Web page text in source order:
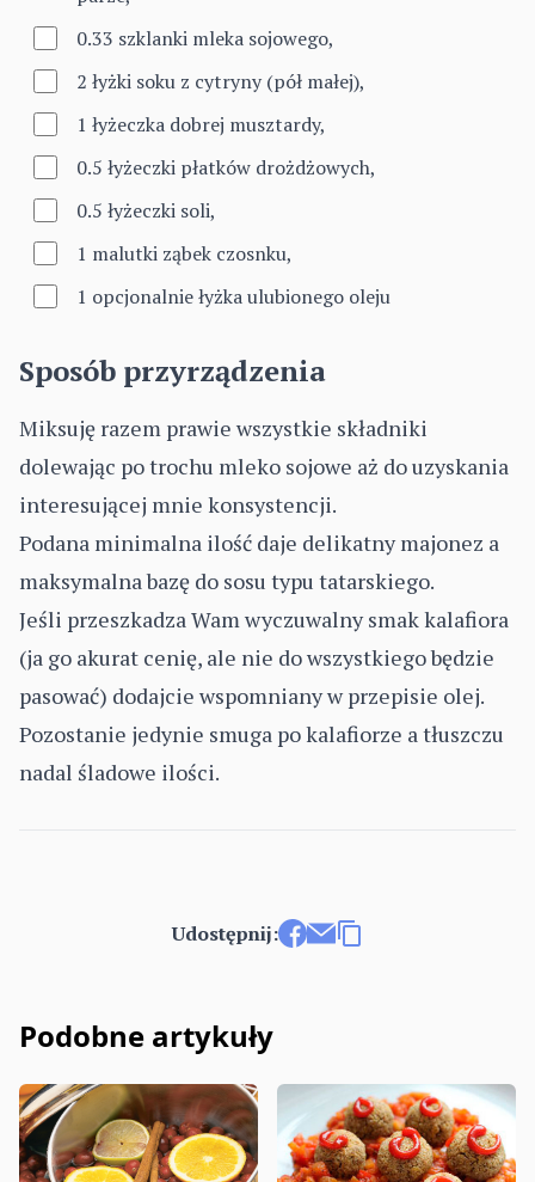
0.33 szklanki mleka sojowego,
2 łyżki soku z cytryny (pół małej),
1 łyżeczka dobrej musztardy,
0.5 łyżeczki płatków drożdżowych,
0.5 łyżeczki soli,
1 malutki ząbek czosnku,
1 opcjonalnie łyżka ulubionego oleju
Sposób przyrządzenia
Miksuję razem prawie wszystkie składniki
dolewając po trochu mleko sojowe aż do uzyskania
interesującej mnie konsystencji.
Podana minimalna ilość daje delikatny majonez a
maksymalna bazę do sosu typu tatarskiego.
Jeśli przeszkadza Wam wyczuwalny smak kalafiora
(ja go akurat cenię, ale nie do wszystkiego będzie
pasować) dodajcie wspomniany w przepisie olej.
Pozostanie jedynie smuga po kalafiorze a tłuszczu
nadal śladowe ilości.
Udostępnij:
Podobne artykuły